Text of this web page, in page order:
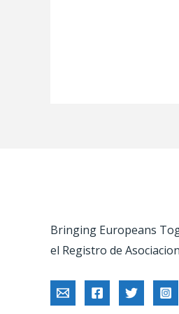
Bringing Europeans
el Registro de